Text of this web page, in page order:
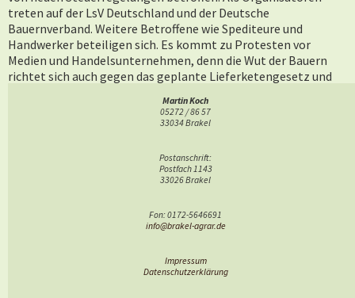
treten auf der LsV Deutschland und der Deutsche
Bauernverband. Weitere Betroffene wie Spediteure und
Handwerker beteiligen sich. Es kommt zu Protesten vor
Medien und Handelsunternehmen, denn die Wut der Bauern
richtet sich auch gegen das geplante Lieferketengesetz und
sachliche Berichterstattung mehr betrieben. Auch die Partei
der Grünen wird bei Einzelaktionen angegriffen. Im Februar
denn auch die anderen Länder sind von Neuregelungen
Die Beschlüsse der Bundesregierung werden teilweise
eine veränderte Haltung bei Politik und der Gesellschaft wahr.
Martin Koch
05272 / 86 57
33034 Brakel
Postanschrift:
Postfach 1143
33026 Brakel
Fon: 0172-5646691
info@brakel-agrar.de
Impressum
Datenschutzerklärung